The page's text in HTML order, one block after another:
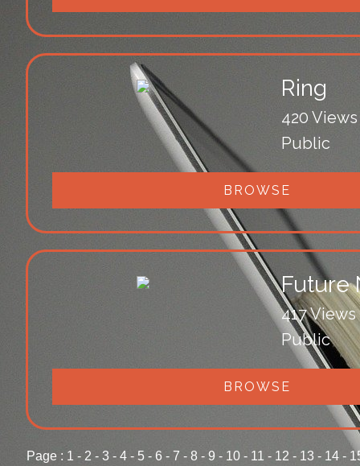
Ring
420 Views
Public
BROWSE
Future
417 Views
Public
BROWSE
Page : 1 - 2 - 3- 4- 5- 6- 7 - 8 - 9 - 10- 11 - 12 - 13 - 14-